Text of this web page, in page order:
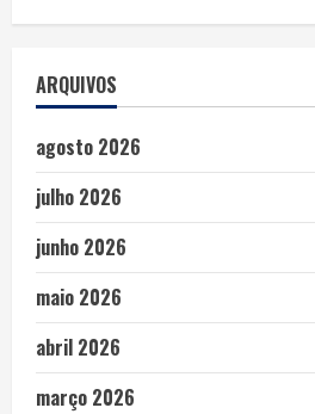
ARQUIVOS
agosto 2026
julho 2026
junho 2026
maio 2026
abril 2026
março 2026